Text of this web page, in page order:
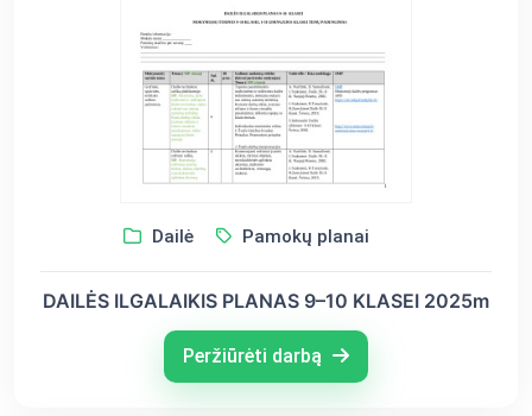
Dailė Pamokų planai
DAILĖS ILGALAIKIS PLANAS 9–10 KLASEI 2025m
Peržiūrėti darbą